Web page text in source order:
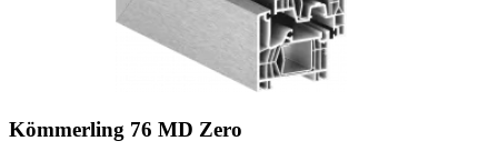
Kömmerling 76 MD Zero